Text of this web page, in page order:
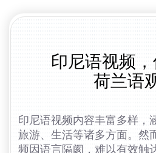
印尼语视频
荷兰语
印尼语视频内容丰富多样，
旅游、生活等诸多方面。然
频因语言隔阂，难以有效触